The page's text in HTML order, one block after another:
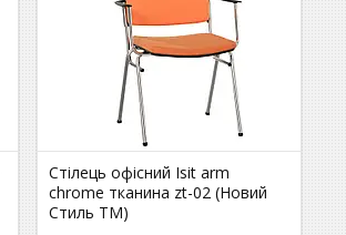
Стілець офісний Isit arm
chrome тканина zt-02 (Новий
Стиль ТМ)